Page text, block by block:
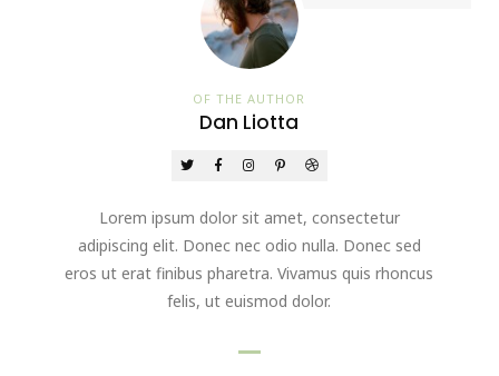
OF THE AUTHOR
Dan Liotta
Lorem ipsum dolor sit amet, consectetur
adipiscing elit. Donec nec odio nulla. Donec sed
eros ut erat finibus pharetra. Vivamus quis rhoncus
felis, ut euismod dolor.